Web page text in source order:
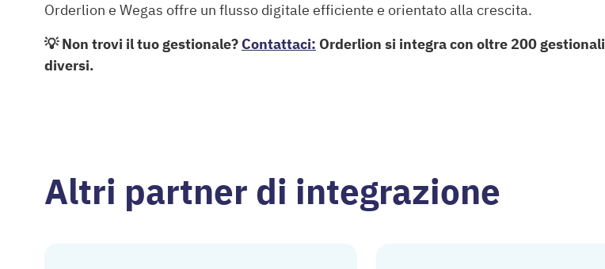
Orderlion e Wegas offre un flusso digitale efficiente e orientato alla crescita.
💡 Non trovi il tuo gestionale? Contattaci: Orderlion si integra con oltre 200 gestionali
diversi.
Altri partner di integrazione